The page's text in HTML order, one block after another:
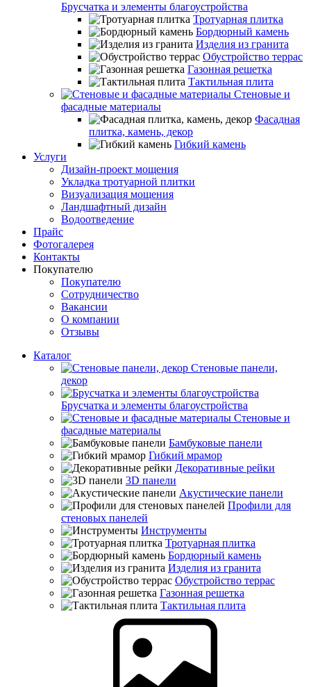
Брусчатка и элементы благоустройства
Тротуарная плитка
Бордюрный камень
Изделия из гранита
Обустройство террас
Газонная решетка
Тактильная плита
Стеновые и
фасадные материалы
Фасадная
плитка, камень, декор
Гибкий камень
Услуги
Дизайн-проект мощения
Укладка тротуарной плитки
Визуализация мощения
Ландшафтный дизайн
Водоотведение
Прайс
Фотогалерея
Контакты
Покупателю
Покупателю
Сотрудничество
Вакансии
О компании
Отзывы
Каталог
Стеновые панели,
декор
Брусчатка и элементы благоустройства
Стеновые и
фасадные материалы
Бамбуковые панели
Гибкий мрамор
Декоративные рейки
3D панели
Акустические панели
Профили для
стеновых панелей
Инструменты
Тротуарная плитка
Бордюрный камень
Изделия из гранита
Обустройство террас
Газонная решетка
Тактильная плита